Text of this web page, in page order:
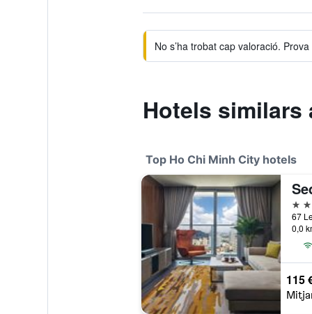
No s’ha trobat cap valoració.
Hotels similars
Top Ho Chi Minh City hotels
5
0,0
115